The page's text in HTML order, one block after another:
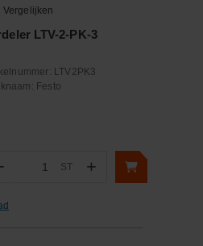
Vergelijken
LTV-2-PK-3
LTV2PK3
Festo
Aantal
ST +